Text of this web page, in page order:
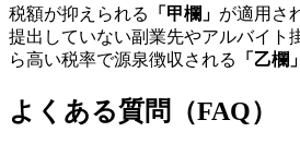
税額が抑えられる 「甲欄」 が適用さ
提出していない副業先やアルバイト
ら高い税率で源泉徴収される
「乙欄」
よくある質問（FAQ）